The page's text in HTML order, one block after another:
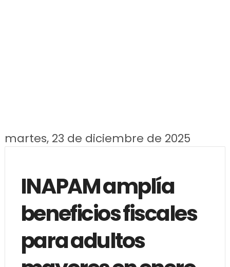
martes, 23 de diciembre de 2025
INAPAM amplía
beneficios fiscales
para adultos